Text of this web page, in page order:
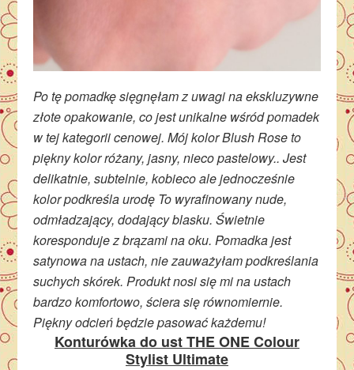
Po tę pomadkę sięgnęłam z uwagi na ekskluzywne
złote opakowanie, co jest unikalne wśród pomadek
w tej kategorii cenowej. Mój kolor Blush Rose to
piękny kolor różany, jasny, nieco pastelowy.. Jest
delikatnie, subtelnie, kobieco ale jednocześnie
kolor podkreśla urodę To wyrafinowany nude,
odmładzający, dodający blasku. Świetnie
koresponduje z brązami na oku. Pomadka jest
satynowa na ustach, nie zauważyłam podkreślania
suchych skórek. Produkt nosi się mi na ustach
bardzo komfortowo, ściera się równomiernie.
Piękny odcień będzie pasować każdemu!
Konturówka do ust THE ONE Colour
Stylist Ultimate